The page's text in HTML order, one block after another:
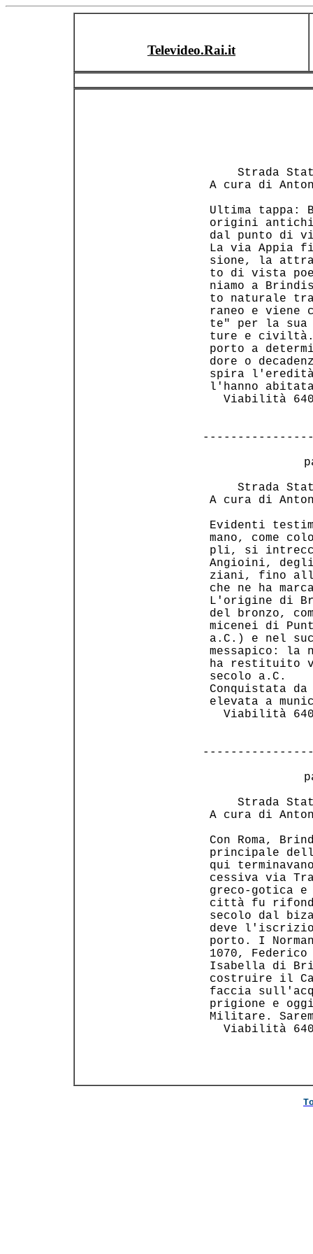
Televideo.Rai.it
Strada
A cura di
Ultima tappa:
origini
dal punto di
La via Appia
sione, la
to di vista
niamo a
to naturale
raneo e viene
te" per la sua
ture e
porto a
dore o
spira
Viabilità
Strada
A cura di
Evidenti
mano, come
pli, si
Angioini,
ziani, fino
che ne ha
L'origine di
del bronzo,
micenei di
a.C.) e nel
messapico:
ha restituito
Conquistata
elevata a
Viabilità
Strada
A cura di
Con Roma,
principale
qui
cessiva via
greco-gotica
città fu
secolo dal
deve
porto. I
1070,
Isabella di
costruire il
faccia
prigione e
Militare.
Viabilità